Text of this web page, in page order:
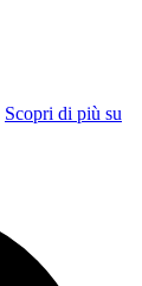
Scopri di più su